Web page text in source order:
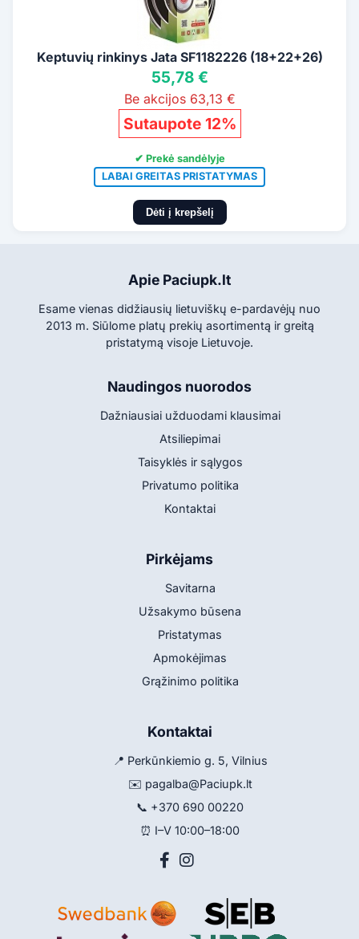
Keptuvių rinkinys Jata SF1182226 (18+22+26)
55,78 €
Be akcijos 63,13 €
Sutaupote 12%
✔ Prekė sandėlyje
LABAI GREITAS PRISTATYMAS
Dėti į krepšelį
Apie Paciupk.lt
Esame vienas didžiausių lietuviškų e-pardavėjų nuo
2013 m. Siūlome platų prekių asortimentą ir greitą
pristatymą visoje Lietuvoje.
Naudingos nuorodos
Dažniausiai užduodami klausimai
Atsiliepimai
Taisyklės ir sąlygos
Privatumo politika
Kontaktai
Pirkėjams
Savitarna
Užsakymo būsena
Pristatymas
Apmokėjimas
Grąžinimo politika
Kontaktai
📍 Perkūnkiemio g. 5, Vilnius
✉️ pagalba@Paciupk.lt
📞 +370 690 00220
⏰ I–V 10:00–18:00